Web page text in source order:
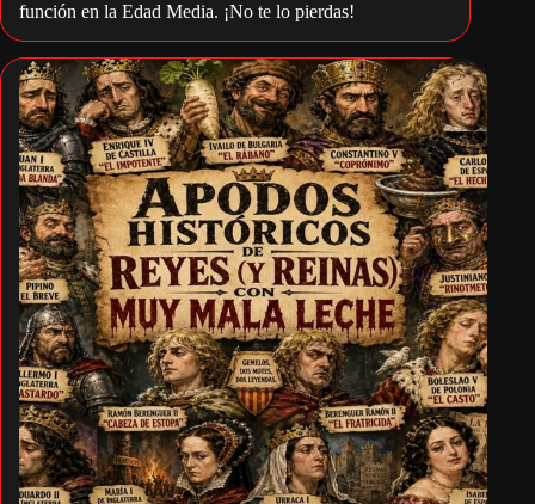
función en la Edad Media. ¡No te lo pierdas!